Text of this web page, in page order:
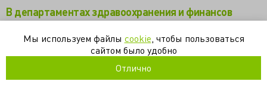
В департаментах здравоохранения и финансов
правительства Кировской области полиция провела
обыски (www.1tv.ru)
Кировская полиция проводит обыски по «делу
врачей» (www.kommersant.ru)
Мы используем файлы cookie , чтобы пользоваться
сайтом было удобно
Отлично